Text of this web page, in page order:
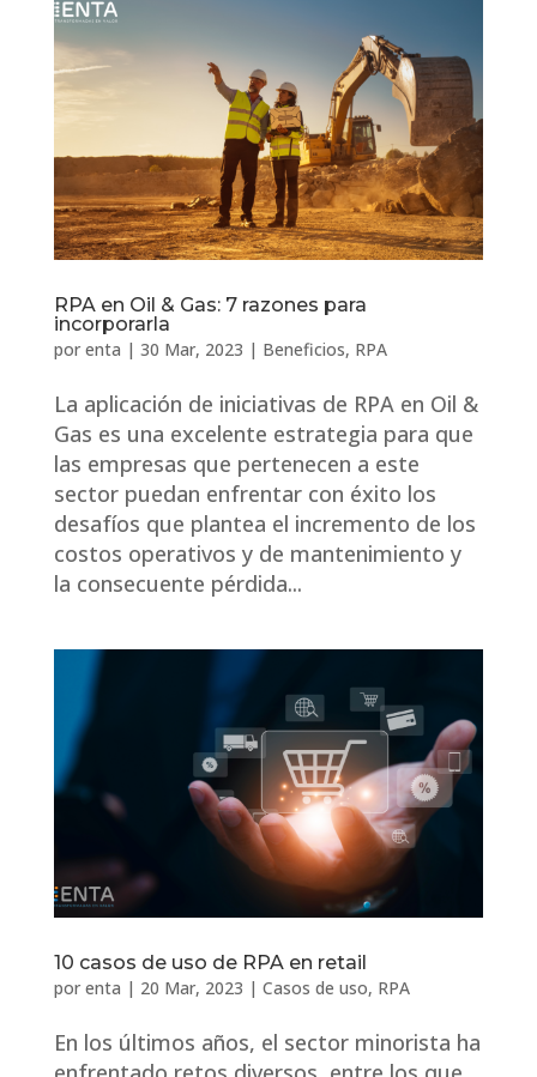
RPA en Oil & Gas: 7 razones para
incorporarla
por enta | 30 Mar, 2023 | Beneficios, RPA
La aplicación de iniciativas de RPA en Oil &
Gas es una excelente estrategia para que
las empresas que pertenecen a este
sector puedan enfrentar con éxito los
desafíos que plantea el incremento de los
costos operativos y de mantenimiento y
la consecuente pérdida...
10 casos de uso de RPA en retail
por enta | 20 Mar, 2023 | Casos de uso, RPA
En los últimos años, el sector minorista ha